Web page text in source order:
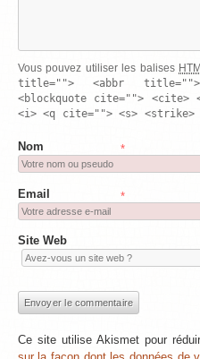
Vous pouvez utiliser les balises
title=""> <abbr
<blockquote cite=""> <cite>
<i> <q cite=""> <s> <strike>
Nom *
Email *
Site Web
Ce site utilise Akismet pour